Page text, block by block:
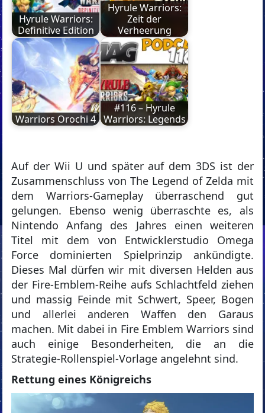
Hyrule Warriors:
Definitive Edition
Hyrule Warriors:
Zeit der
Verheerung
Warriors Orochi 4
#116 – Hyrule
Warriors: Legends
Auf der Wii U und später auf dem 3DS ist der
Zusammenschluss von The Legend of Zelda mit
dem Warriors-Gameplay überraschend gut
gelungen. Ebenso wenig überraschte es, als
Nintendo Anfang des Jahres einen weiteren
Titel mit dem von Entwicklerstudio Omega
Force dominierten Spielprinzip ankündigte.
Dieses Mal dürfen wir mit diversen Helden aus
der Fire-Emblem-Reihe aufs Schlachtfeld ziehen
und massig Feinde mit Schwert, Speer, Bogen
und allerlei anderen Waffen den Garaus
machen. Mit dabei in Fire Emblem Warriors sind
auch einige Besonderheiten, die an die
Strategie-Rollenspiel-Vorlage angelehnt sind.
Rettung eines Königreichs